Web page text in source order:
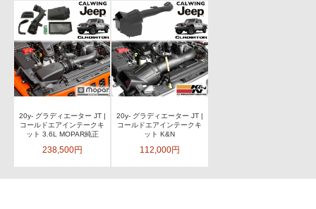
20y- グラディエーター JT |
コールドエアインテークキ
ット 3.6L MOPAR純正
238,500円
20y- グラディエーター JT |
コールドエアインテークキ
ット K&N
112,000円